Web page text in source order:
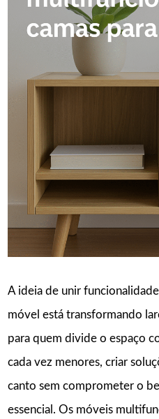
A ideia de unir
móvel está transformando
para quem divide o espaço
cada vez menores, criar
canto sem comprometer o
essencial. Os móveis